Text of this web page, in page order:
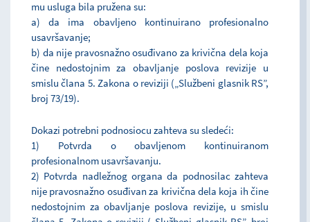
mu usluga bila pružena su:
a) da ima obavljeno kontinuirano profesionalno
usavršavanje;
b) da nije pravosnažno osuđivano za krivična dela koja
čine nedostojnim za obavljanje poslova revizije u
smislu člana 5. Zakona o reviziji („Službeni glasnik RS”,
broj 73/19).
Dokazi potrebni podnosiocu zahteva su sledeći:
1) Potvrda o obavljenom kontinuiranom
profesionalnom usavršavanju.
2) Potvrda nadležnog organa da podnosilac zahteva
nije pravosnažno osuđivan za krivična dela koja ih čine
nedostojnim za obavljanje poslova revizije, u smislu